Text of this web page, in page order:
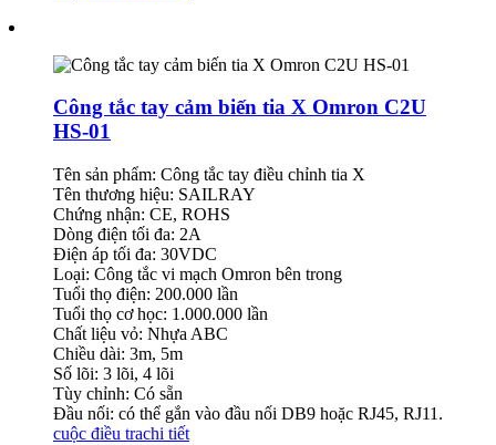
Công tắc tay cảm biến tia X Omron C2U
HS-01
Tên sản phẩm: Công tắc tay điều chỉnh tia X
Tên thương hiệu: SAILRAY
Chứng nhận: CE, ROHS
Dòng điện tối đa: 2A
Điện áp tối đa: 30VDC
Loại: Công tắc vi mạch Omron bên trong
Tuổi thọ điện: 200.000 lần
Tuổi thọ cơ học: 1.000.000 lần
Chất liệu vỏ: Nhựa ABC
Chiều dài: 3m, 5m
Số lõi: 3 lõi, 4 lõi
Tùy chỉnh: Có sẵn
Đầu nối: có thể gắn vào đầu nối DB9 hoặc RJ45, RJ11.
cuộc điều trachi tiết